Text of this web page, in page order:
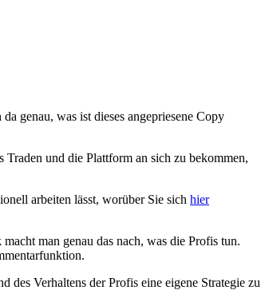
genau, was ist dieses angepriesene Copy
und die Plattform an sich zu bekommen,
arbeiten lässt, worüber Sie sich hier
man genau das nach, was die Profis tun.
des Verhaltens der Profis eine eigene Strategie zu